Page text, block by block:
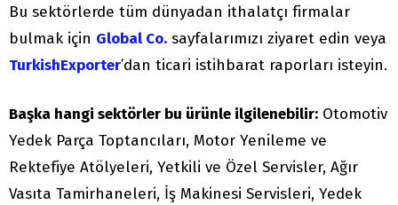
Bu sektörlerde tüm dünyadan ithalatçı firmalar
bulmak için Global Co. sayfalarımızı ziyaret edin veya
TurkishExporter’dan ticari istihbarat raporları isteyin.
Başka hangi sektörler bu ürünle ilgilenebilir: Otomotiv
Yedek Parça Toptancıları, Motor Yenileme ve
Rektefiye Atölyeleri, Yetkili ve Özel Servisler, Ağır
Vasıta Tamirhaneleri, İş Makinesi Servisleri, Yedek